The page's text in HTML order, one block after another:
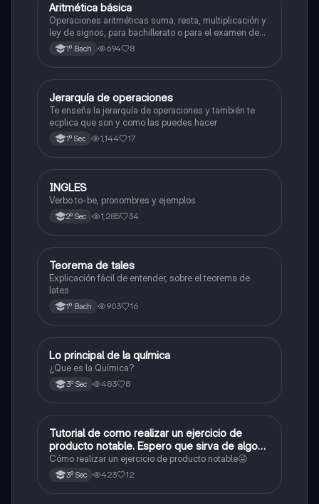
Matemáticas
Aritmética básica
Operaciones aritméticas suma, resta, multiplicación y
ley de signos, para bachillerato o para el examen de
admisión a la universidad
1º Bach 694 8
Matemáticas
Jerarquía de operaciones
Te enseña la jerarquía de operaciones y también te
ecplica que son y como las puedes hacer
1º Sec 1,144 17
Inglés
INGLES
Verbo to-be, pronombres y ejemplos
2º Sec 1,285 34
Matemáticas
Teorema de tales
Explicación fácil de entender, sobre el teorema de
lates
1º Bach 903 16
Química
Lo principal de la química
¿Que es la Química?
3º Sec 483 8
Matemáticas
Tutorial de como realizar un ejercicio de
producto notable. Espero que sirva de algo💕
😜
Cómo realizar un ejercicio de producto notable😜
3º Sec 423 12